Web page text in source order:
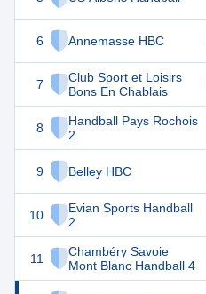
6 Annemasse HBC
7
Club Sport et Loisirs
Bons En Chablais
8
Handball Pays Rochois
2
9 Belley HBC
10
Evian Sports Handball
2
11
Chambéry Savoie
Mont Blanc Handball 4
44
44
39 22
37 22
33 22